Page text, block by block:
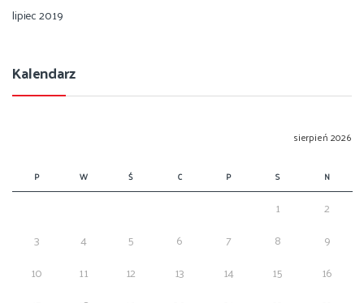
lipiec 2019
Kalendarz
sierpień 2026
P W Ś C P S N
1
2
3
4 5 6 7 8
9
10
11 12 13 14 15
16